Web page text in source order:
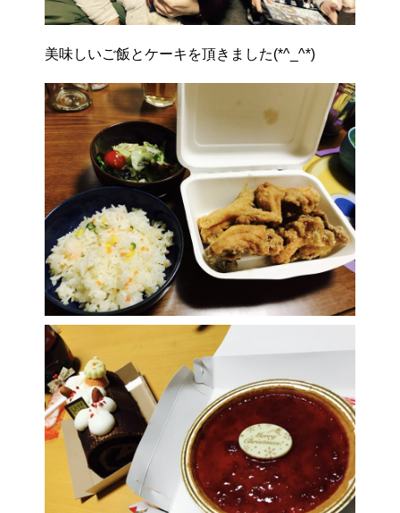
美味しいご飯とケーキを頂きました(*^_^*)